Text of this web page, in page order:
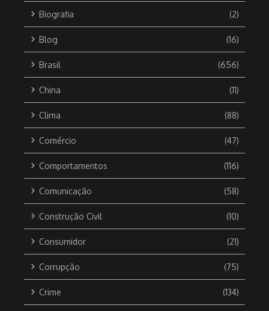
Biografia (2)
Blog (16)
Brasil (656)
China (11)
Clima (88)
Comércio (47)
Comportamentos (116)
Comunicação (58)
Construção Civil (10)
Consumidor (21)
Corrupção (75)
Crime (134)